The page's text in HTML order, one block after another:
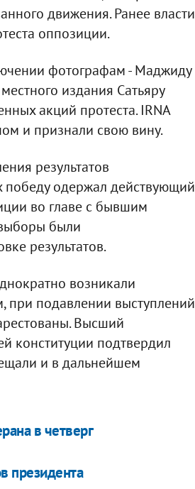
движения. Ранее власти
оппозиции.
фотографам - Маджиду
издания Сатьяру
акций протеста. IRNA
и признали свою вину.
результатов
одержал действующий
во главе с бывшим
были
результатов.
возникали
при подавлении выступлений
Высший
конституции подтвердил
и в дальнейшем
в четверг
президента